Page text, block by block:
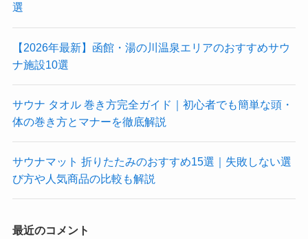
選
【2026年最新】函館・湯の川温泉エリアのおすすめサウ
ナ施設10選
サウナ タオル 巻き方完全ガイド｜初心者でも簡単な頭・
体の巻き方とマナーを徹底解説
サウナマット 折りたたみのおすすめ15選｜失敗しない選
び方や人気商品の比較も解説
最近のコメント